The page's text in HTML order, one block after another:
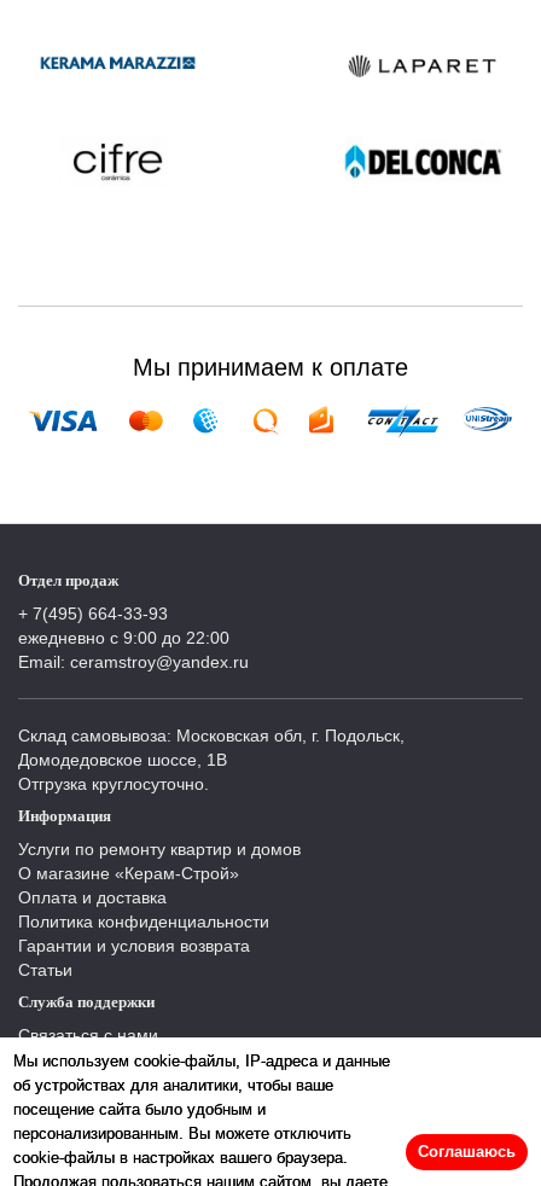
Мы используем cookie-файлы, IP-адреса и данные
об устройствах для аналитики, чтобы ваше
посещение сайта было удобным и
персонализированным. Вы можете отключить
cookie-файлы в настройках вашего браузера.
Продолжая пользоваться нашим сайтом, вы даете
Соглашаюсь
Мы принимаем к оплате
Отдел продаж
+ 7(495) 664-33-93
ежедневно с 9:00 до 22:00
Email: ceramstroy@yandex.ru
Склад самовывоза: Московская обл, г. Подольск,
Домодедовское шоссе, 1В
Отгрузка круглосуточно.
Информация
Услуги по ремонту квартир и домов
О магазине «Керам-Строй»
Оплата и доставка
Политика конфиденциальности
Гарантии и условия возврата
Статьи
Служба поддержки
Связаться с нами
Отзывы
Производители
Карта сайта